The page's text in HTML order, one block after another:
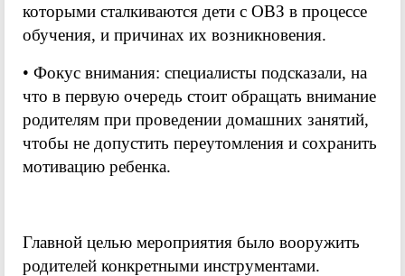
которыми сталкиваются дети с ОВЗ в процессе
обучения, и причинах их возникновения.
• Фокус внимания: специалисты подсказали, на
что в первую очередь стоит обращать внимание
родителям при проведении домашних занятий,
чтобы не допустить переутомления и сохранить
мотивацию ребенка.
Главной целью мероприятия было вооружить
родителей конкретными инструментами.